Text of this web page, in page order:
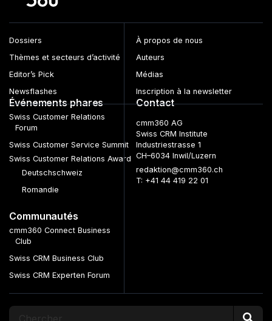
Dossiers
Thèmes et secteurs d’activité
Editor’s Pick
Newsflashes
À propos de nous
Auteurs
Médias
Inscription à la newsletter
Événements phares
Swiss Customer Relations
Forum
Swiss Customer Service Summit
Swiss Customer Relations Award
Deutschschweiz
Romandie
Communautés
cmm360 Connect Business
Club
Swiss CRM Business Club
Swiss CRM Experten Forum
Contact
cmm360 AG
Swiss CRM Institute
Industriestrasse 1
CH–6034 Inwil/Luzern
redaktion@cmm360.ch
T: +41 44 419 22 01